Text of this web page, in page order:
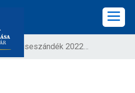
Miseszándék 2022.05.23-2022.05.29